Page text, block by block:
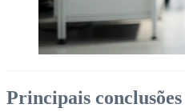
Principais conclusões